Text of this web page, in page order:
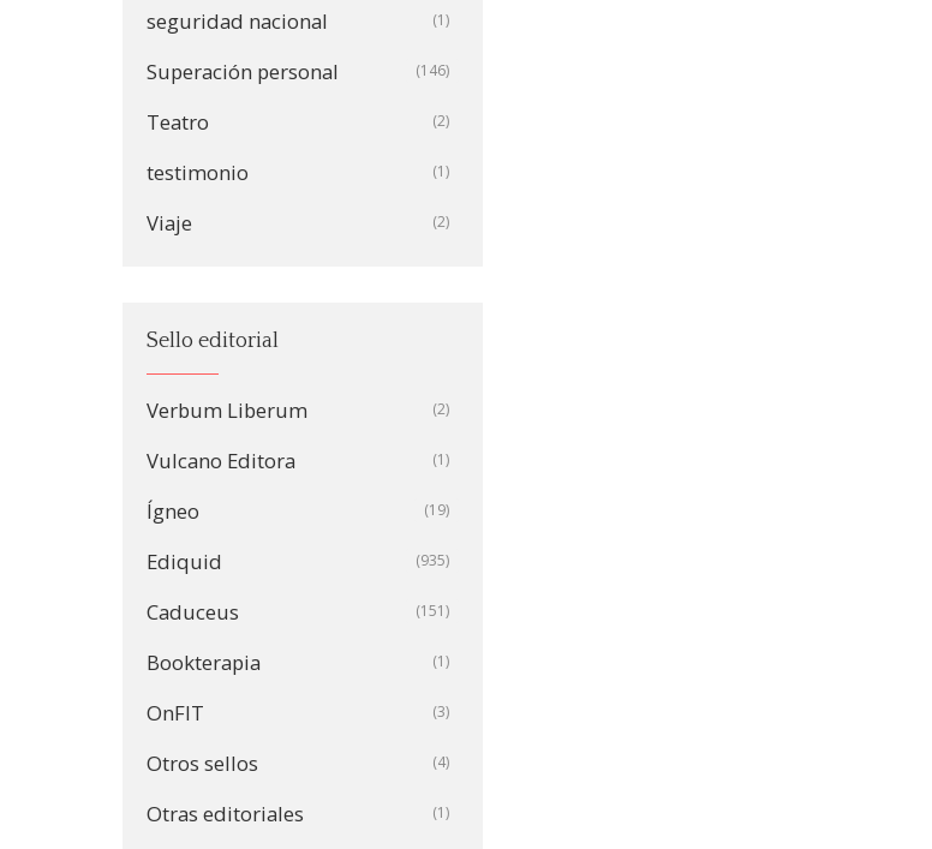
seguridad nacional (1)
Superación personal (146)
Teatro (2)
testimonio (1)
Viaje (2)
Sello editorial
Verbum Liberum (2)
Vulcano Editora (1)
Ígneo (19)
Ediquid (935)
Caduceus (151)
Bookterapia (1)
OnFIT (3)
Otros sellos (4)
Otras editoriales (1)